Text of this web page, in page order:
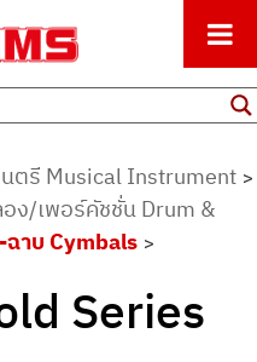
ต้นถึงมืออาชีพ
ตรี Musical Instrument >
ง/เพอร์คัชชั่น Drum &
ฉาบ Cymbals >
Series